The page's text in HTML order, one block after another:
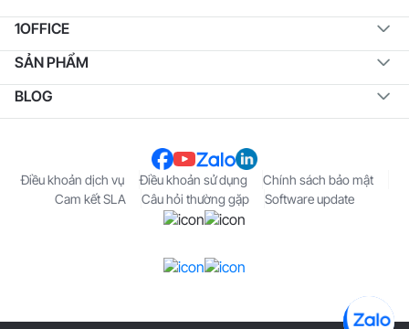
1OFFICE
SẢN PHẨM
BLOG
Điều khoản dịch vụ Điều khoản sử dụng
Chính sách bảo mật
Cam kết SLA
Câu hỏi thường gặp Software update